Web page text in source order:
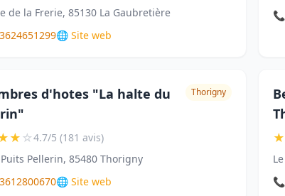
de la Frerie, 85130 La Gaubretière
🌐 Site web
d'hotes "La halte du
Thorigny
★☆4.7/5 (181 avis)
Pellerin, 85480 Thorigny
🌐 Site web
★